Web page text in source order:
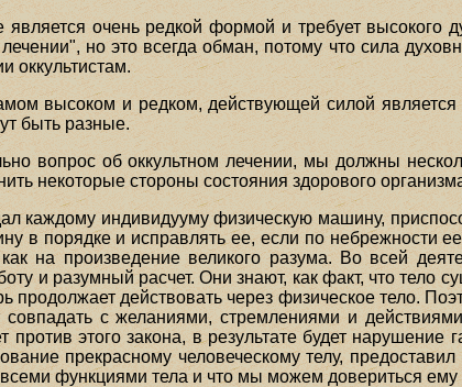
является очень редкой формой и требует высокого
но это всегда обман, потому что сила
оккультистам.
высоком и редком, действующей силой
быть разные.
вопрос об оккультном лечении, мы должны
некоторые стороны состояния здорового
каждому индивидууму физическую машину,
в порядке и исправлять ее, если по небрежности
на произведение великого разума. Во всей
и разумный расчет. Они знают, как факт, что тело
продолжает действовать через физическое тело.
совпадать с желаниями, стремлениями и
против этого закона, в результате будет
прекрасному человеческому телу,
функциями тела и что мы можем довериться ему